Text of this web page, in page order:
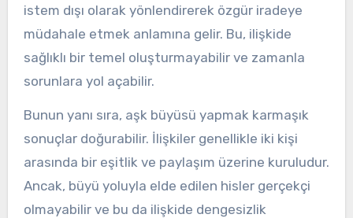
istem dışı olarak yönlendirerek özgür iradeye
müdahale etmek anlamına gelir. Bu, ilişkide
sağlıklı bir temel oluşturmayabilir ve zamanla
sorunlara yol açabilir.
Bunun yanı sıra, aşk büyüsü yapmak karmaşık
sonuçlar doğurabilir. İlişkiler genellikle iki kişi
arasında bir eşitlik ve paylaşım üzerine kuruludur.
Ancak, büyü yoluyla elde edilen hisler gerçekçi
olmayabilir ve bu da ilişkide dengesizlik